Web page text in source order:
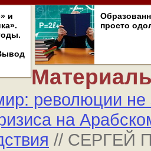
и
просто
революции не
на
// СЕРГЕЙ